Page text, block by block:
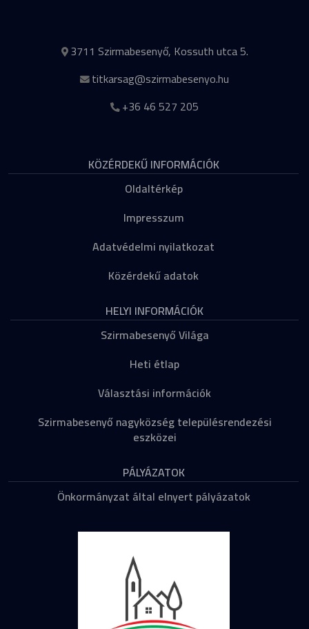
3711 Szirmabesenyő, Kossuth utca 5.
titkarsag@szirmabesenyo.hu
+36 46 527 205
KÖZÉRDEKŰ INFORMÁCIÓK
Oldaltérkép
Impresszum
Adatvédelmi nyilatkozat
Közérdekű adatok
HELYI INFORMÁCIÓK
Szirmabesenyő Világa
Heti étlap
Választási információk
Szirmabesenyő nagyközség településrendezési
eszközei
PÁLYÁZATOK
Önkormányzat által elnyert pályázatok